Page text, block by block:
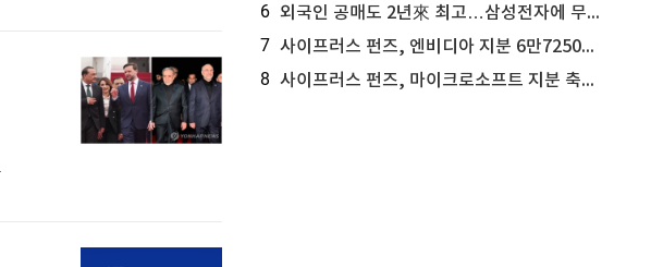
6 외국인 공매도 2년來 최고…삼성전자에 무슨일이 [B급기자의 B급리포트]
7 사이프러스 펀즈, 엔비디아 지분 6만7250주 매각
8 사이프러스 펀즈, 마이크로소프트 지분 축소...3만3천 주 매각